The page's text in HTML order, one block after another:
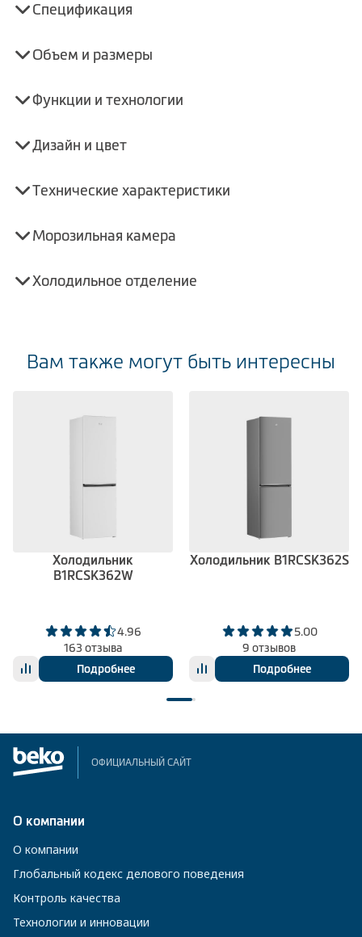
Спецификация
Объем и размеры
Функции и технологии
Дизайн и цвет
Технические характеристики
Морозильная камера
Холодильное отделение
Вам также могут быть интересны
Холодильник
B1RCSK362W
4.96
163 отзыва
Подробнее
Холодильник B1RCSK362S
5.00
9 отзывов
Подробнее
ОФИЦИАЛЬНЫЙ САЙТ
О компании
О компании
Глобальный кодекс делового поведения
Контроль качества
Технологии и инновации